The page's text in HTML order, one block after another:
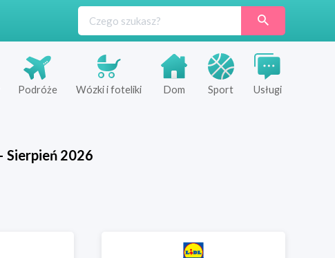
Podróże Wózki i foteliki Dom Sport Usługi
Sierpień 2026